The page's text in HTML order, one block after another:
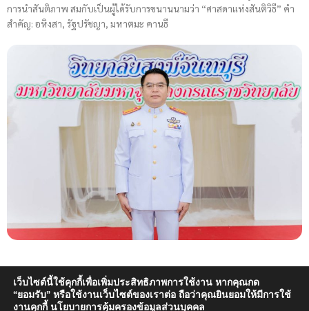
การนำสันติภาพ สมกับเป็นผู้ได้รับการขนานนามว่า “ศาสดาแห่งสันติวิธี” คำ
สำคัญ: อหิงสา, รัฐปรัชญา, มหาตมะ คานธี
เว็บไซต์นี้ใช้คุกกี้เพื่อเพิ่มประสิทธิภาพการใช้งาน หากคุณกด
“ยอมรับ” หรือใช้งานเว็บไซต์ของเราต่อ ถือว่าคุณยินยอมให้มีการใช้
งานคุกกี้ นโยบายการคุ้มครองข้อมูลส่วนบุคคล